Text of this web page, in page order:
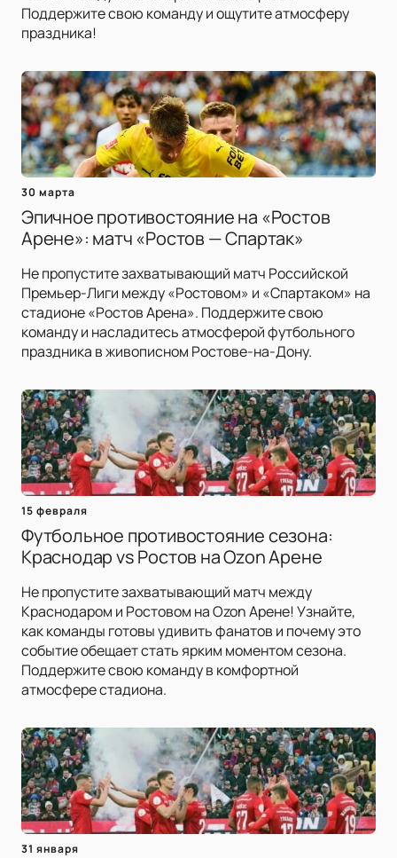
Поддержите свою команду и ощутите атмосферу
праздника!
30 марта
Эпичное противостояние на «Ростов
Арене»: матч «Ростов — Спартак»
Не пропустите захватывающий матч Российской
Премьер-Лиги между «Ростовом» и «Спартаком» на
стадионе «Ростов Арена». Поддержите свою
команду и насладитесь атмосферой футбольного
праздника в живописном Ростове-на-Дону.
15 февраля
Футбольное противостояние сезона:
Краснодар vs Ростов на Ozon Арене
Не пропустите захватывающий матч между
Краснодаром и Ростовом на Ozon Арене! Узнайте,
как команды готовы удивить фанатов и почему это
событие обещает стать ярким моментом сезона.
Поддержите свою команду в комфортной
атмосфере стадиона.
31 января